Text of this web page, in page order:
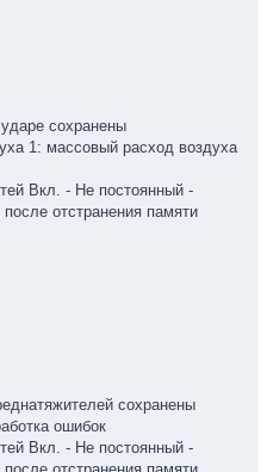
сохранены
1: массовый расход воздуха
Вкл. - Не постоянный -
отстранения памяти
сохранены
ошибок
Вкл. - Не постоянный -